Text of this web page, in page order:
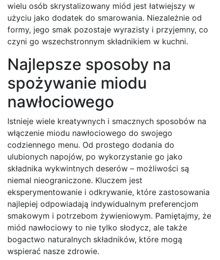
wielu osób skrystalizowany miód jest łatwiejszy w
użyciu jako dodatek do smarowania. Niezależnie od
formy, jego smak pozostaje wyrazisty i przyjemny, co
czyni go wszechstronnym składnikiem w kuchni.
Najlepsze sposoby na
spożywanie miodu
nawłociowego
Istnieje wiele kreatywnych i smacznych sposobów na
włączenie miodu nawłociowego do swojego
codziennego menu. Od prostego dodania do
ulubionych napojów, po wykorzystanie go jako
składnika wykwintnych deserów – możliwości są
niemal nieograniczone. Kluczem jest
eksperymentowanie i odkrywanie, które zastosowania
najlepiej odpowiadają indywidualnym preferencjom
smakowym i potrzebom żywieniowym. Pamiętajmy, że
miód nawłociowy to nie tylko słodycz, ale także
bogactwo naturalnych składników, które mogą
wspierać nasze zdrowie.